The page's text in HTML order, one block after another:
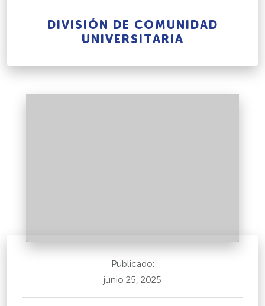
DIVISIÓN DE COMUNIDAD
UNIVERSITARIA
Publicado:
junio 25, 2025